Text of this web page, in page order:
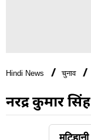
Hindi News चुनाव
नरेंद्र कुमार सिंह